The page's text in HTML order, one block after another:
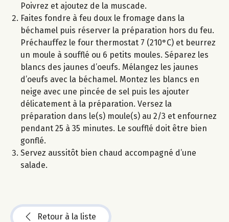
Poivrez et ajoutez de la muscade.
Faites fondre à feu doux le fromage dans la
béchamel puis réserver la préparation hors du feu.
Préchauffez le four thermostat 7 (210°C) et beurrez
un moule à soufflé ou 6 petits moules. Séparez les
blancs des jaunes d’oeufs. Mélangez les jaunes
d’oeufs avec la béchamel. Montez les blancs en
neige avec une pincée de sel puis les ajouter
délicatement à la préparation. Versez la
préparation dans le(s) moule(s) au 2/3 et enfournez
pendant 25 à 35 minutes. Le soufflé doit être bien
gonflé.
Servez aussitôt bien chaud accompagné d’une
salade.
Retour à la liste